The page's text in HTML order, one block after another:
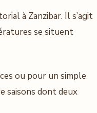
à Zanzibar. Il s’agit
se situent
ou pour un simple
saisons dont deux